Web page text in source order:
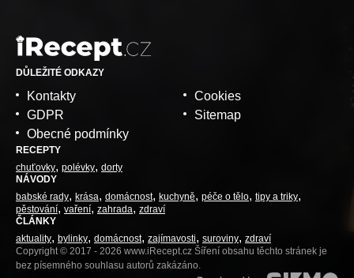
DŮLEŽITÉ ODKAZY
Kontakty
GDPR
Obecné podmínky
Cookies
Sitemap
RECEPTY
chuťovky polévky dorty
NÁVODY
babské rady krása domácnost kuchyně péče o tělo tipy a triky
pěstování vaření zahrada
zdraví
ČLÁNKY
aktuality bylinky domácnost zajímavosti suroviny zdraví
Copyright © 2017 - 2026 www.iRecept.cz Šíření obsahu těchto stránek je
bez písemného souhlasu autorů zakázáno.